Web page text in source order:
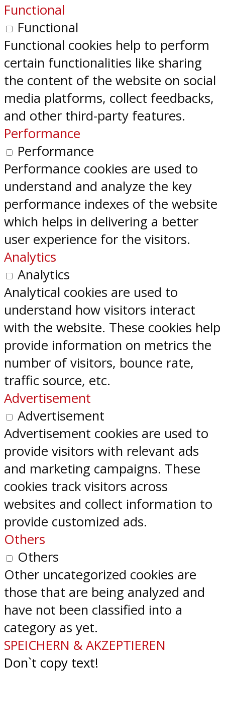
Functional
Functional
Functional cookies help to perform
certain functionalities like sharing
the content of the website on social
media platforms, collect feedbacks,
and other third-party features.
Performance
Performance
Performance cookies are used to
understand and analyze the key
performance indexes of the website
which helps in delivering a better
user experience for the visitors.
Analytics
Analytics
Analytical cookies are used to
understand how visitors interact
with the website. These cookies help
provide information on metrics the
number of visitors, bounce rate,
traffic source, etc.
Advertisement
Advertisement
Advertisement cookies are used to
provide visitors with relevant ads
and marketing campaigns. These
cookies track visitors across
websites and collect information to
provide customized ads.
Others
Others
Other uncategorized cookies are
those that are being analyzed and
have not been classified into a
category as yet.
SPEICHERN & AKZEPTIEREN
Don`t copy text!